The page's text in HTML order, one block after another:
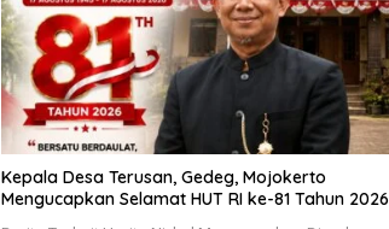
Kepala Desa Terusan, Gedeg, Mojokerto
Mengucapkan Selamat HUT RI ke-81 Tahun 2026